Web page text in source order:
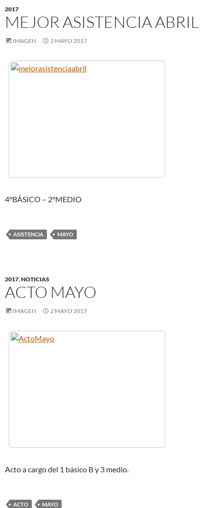
2017
MEJOR ASISTENCIA ABRIL
IMAGEN 2 MAYO 2017
4ºBÁSICO – 2ºMEDIO
ASISTENCIA MAYO
2017,NOTICIAS
ACTO MAYO
IMAGEN 2 MAYO 2017
Acto a cargo del 1 básico B y 3 medio.
ACTO MAYO